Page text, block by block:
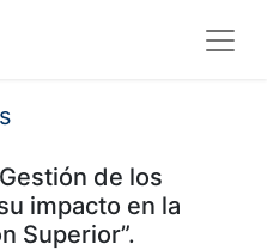
de los
impacto en la
Superior”.